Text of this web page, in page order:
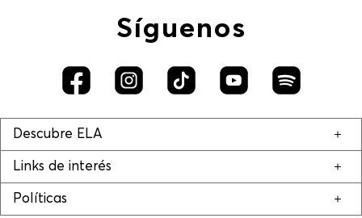
Síguenos
Descubre ELA
Links de interés
Políticas